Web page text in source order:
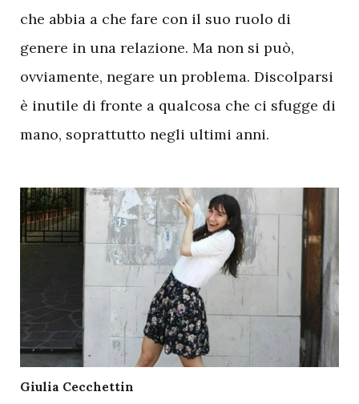
che abbia a che fare con il suo ruolo di
genere in una relazione. Ma non si può,
ovviamente, negare un problema. Discolparsi
è inutile di fronte a qualcosa che ci sfugge di
mano, soprattutto negli ultimi anni.
Giulia Cecchettin